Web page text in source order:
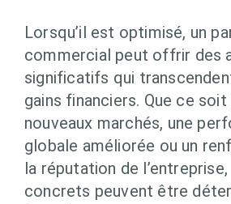
Lorsqu’il est optimisé, un
commercial peut offrir des
significatifs qui
gains financiers. Que ce soit
nouveaux marchés, une
globale améliorée ou un
la réputation de
concrets peuvent être